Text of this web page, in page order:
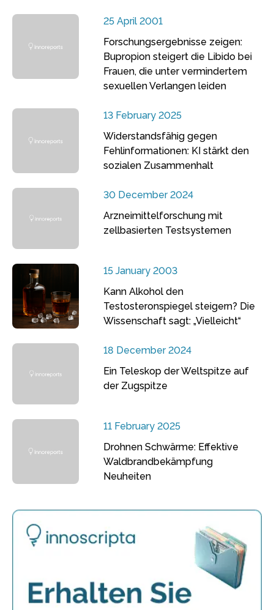
25 April 2001
Forschungsergebnisse zeigen:
Bupropion steigert die Libido bei
Frauen, die unter vermindertem
sexuellen Verlangen leiden
13 February 2025
Widerstandsfähig gegen
Fehlinformationen: KI stärkt den
sozialen Zusammenhalt
30 December 2024
Arzneimittelforschung mit
zellbasierten Testsystemen
15 January 2003
Kann Alkohol den
Testosteronspiegel steigern? Die
Wissenschaft sagt: „Vielleicht“
18 December 2024
Ein Teleskop der Weltspitze auf
der Zugspitze
11 February 2025
Drohnen Schwärme: Effektive
Waldbrandbekämpfung
Neuheiten